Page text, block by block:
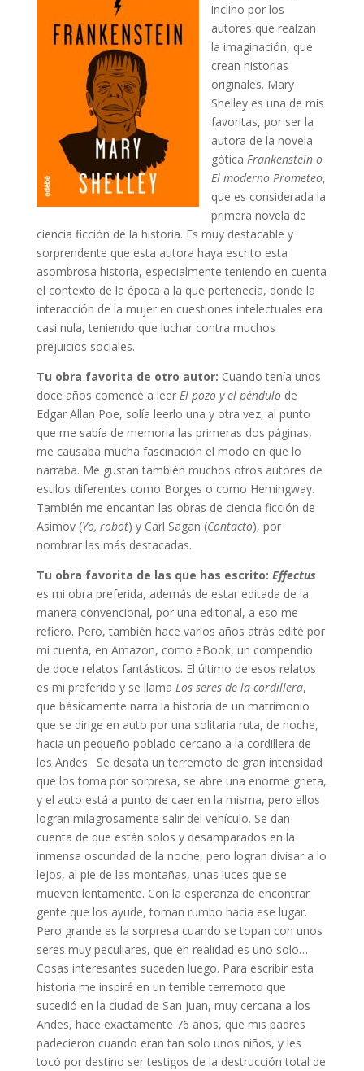
inclino por los
autores que realzan
la imaginación, que
crean historias
originales. Mary
Shelley es una de mis
favoritas, por ser la
autora de la novela
gótica Frankenstein o
El moderno Prometeo,
que es considerada la
primera novela de
ciencia ficción de la historia. Es muy destacable y
sorprendente que esta autora haya escrito esta
asombrosa historia, especialmente teniendo en cuenta
el contexto de la época a la que pertenecía, donde la
interacción de la mujer en cuestiones intelectuales era
casi nula, teniendo que luchar contra muchos
prejuicios sociales.
Tu obra favorita de otro autor: Cuando tenía unos
doce años comencé a leer El pozo y el péndulode
Edgar Allan Poe, solía leerlo una y otra vez, al punto
que me sabía de memoria las primeras dos páginas,
me causaba mucha fascinación el modo en que lo
narraba. Me gustan también muchos otros autores de
estilos diferentes como Borges o como Hemingway.
También me encantan las obras de ciencia ficción de
Asimov (Yo, robot) y Carl Sagan (Contacto), por
nombrar las más destacadas.
Tu obra favorita de las que has escrito: Effectus
es mi obra preferida, además de estar editada de la
manera convencional, por una editorial, a eso me
refiero. Pero, también hace varios años atrás edité por
mi cuenta, en Amazon, como eBook, un compendio
de doce relatos fantásticos. El último de esos relatos
es mi preferido y se llama Los seres de la cordillera,
que básicamente narra la historia de un matrimonio
que se dirige en auto por una solitaria ruta, de noche,
hacia un pequeño poblado cercano a la cordillera de
los Andes. Se desata un terremoto de gran intensidad
que los toma por sorpresa, se abre una enorme grieta,
y el auto está a punto de caer en la misma, pero ellos
logran milagrosamente salir del vehículo. Se dan
cuenta de que están solos y desamparados en la
inmensa oscuridad de la noche, pero logran divisar a lo
lejos, al pie de las montañas, unas luces que se
mueven lentamente. Con la esperanza de encontrar
gente que los ayude, toman rumbo hacia ese lugar.
Pero grande es la sorpresa cuando se topan con unos
seres muy peculiares, que en realidad es uno solo…
Cosas interesantes suceden luego. Para escribir esta
historia me inspiré en un terrible terremoto que
sucedió en la ciudad de San Juan, muy cercana a los
Andes, hace exactamente 76 años, que mis padres
padecieron cuando eran tan solo unos niños, y les
tocó por destino ser testigos de la destrucción total de